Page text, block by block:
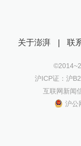
关于澎湃 | 联
©2014~
沪ICP证：沪
互联网新闻
沪公